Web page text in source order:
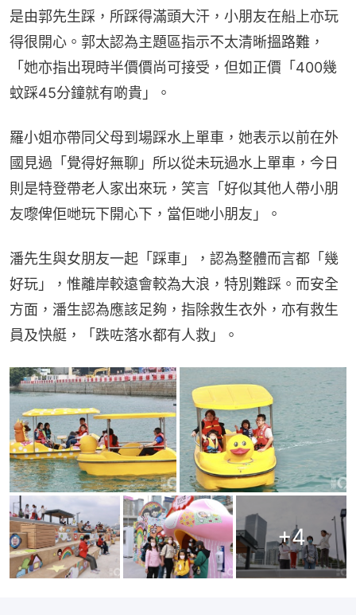
是由郭先生踩，所踩得滿頭大汗，小朋友在船上亦玩
得很開心。郭太認為主題區指示不太清晰搵路難，
「她亦指出現時半價價尚可接受，但如正價「400幾
蚊踩45分鐘就有啲貴」。
羅小姐亦帶同父母到場踩水上單車，她表示以前在外
國見過「覺得好無聊」所以從未玩過水上單車，今日
則是特登帶老人家出來玩，笑言「好似其他人帶小朋
友嚟俾佢哋玩下開心下，當佢哋小朋友」。
潘先生與女朋友一起「踩車」，認為整體而言都「幾
好玩」，惟離岸較遠會較為大浪，特別難踩。而安全
方面，潘生認為應該足夠，指除救生衣外，亦有救生
員及快艇，「跌咗落水都有人救」。
+4